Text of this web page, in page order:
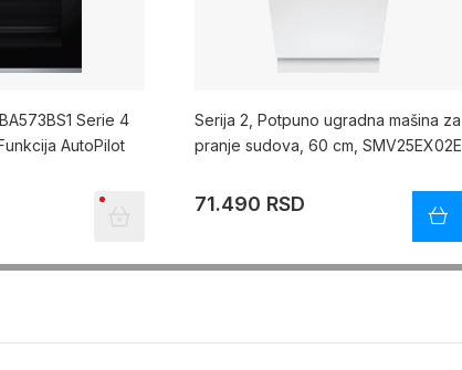
Serie 4
AutoPilot
Serija 2, Potpuno ugradna mašina za
pranje sudova, 60 cm, SMV25EX02E
71.490 RSD